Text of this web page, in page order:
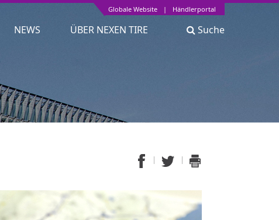
Globale Website | Händlerportal
NEWS ÜBER NEXEN TIRE Suche